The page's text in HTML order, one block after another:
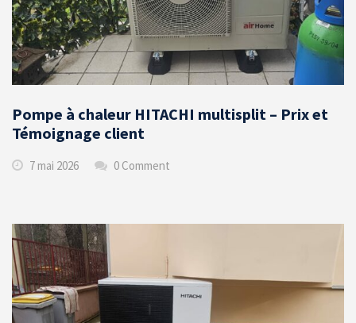
Pompe à chaleur HITACHI multisplit – Prix et
Témoignage client
7 mai 2026 0 Comment